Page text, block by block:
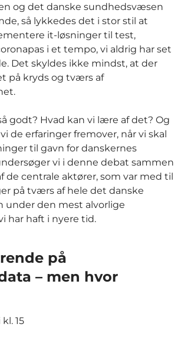
og det danske sundhedsvæsen
så lykkedes det i stor stil at
it-løsninger til test,
i et tempo, vi aldrig har set
Det skyldes ikke mindst, at der
på kryds og tværs af
godt? Hvad kan vi lære af det? Og
de erfaringer fremover, når vi skal
til gavn for danskernes
vi i denne debat sammen
de centrale aktører, som var med til
på tværs af hele det danske
under den mest alvorlige
har haft i nyere tid.
på
– men hvor
15